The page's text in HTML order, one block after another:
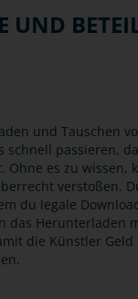
UND
und Tauschen
schnell passieren,
Ohne es zu wissen,
verstoßen.
du legale
das Herunterladen
die Künstler